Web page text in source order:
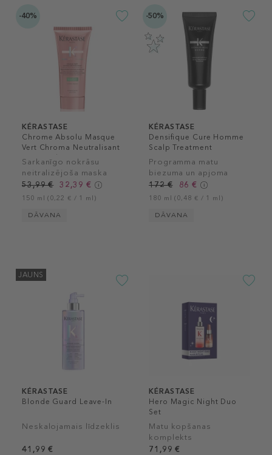
-40%
KÉRASTASE
Chrome Absolu Masque
Vert Chroma Neutralisant
Hair Mask
Sarkanīgo nokrāsu
neitralizējoša maska
tumši brūniem matiem
53,99 € 32,39 €
150 ml (0,22 € / 1 ml)
DĀVANA
-50%
KÉRASTASE
Densifique Cure Homme
Scalp Treatment
Programma matu
biezuma un apjoma
palielināšanai
172 € 86 €
180 ml (0,48 € / 1 ml)
DĀVANA
JAUNS
KÉRASTASE
Blonde Guard Leave-In
Neskalojamais līdzeklis
41,99 €
KÉRASTASE
Hero Magic Night Duo
Set
Matu kopšanas
komplekts
71,99 €